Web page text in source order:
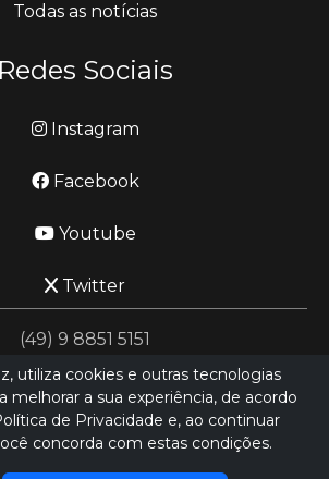
Todas as notícias
Redes Sociais
Instagram
Facebook
Youtube
Twitter
(49) 9 8851 5151
utiliza cookies e outras tecnologias
melhorar a sua experiência, de acordo
de Privacidade e, ao continuar
concorda com estas condições.